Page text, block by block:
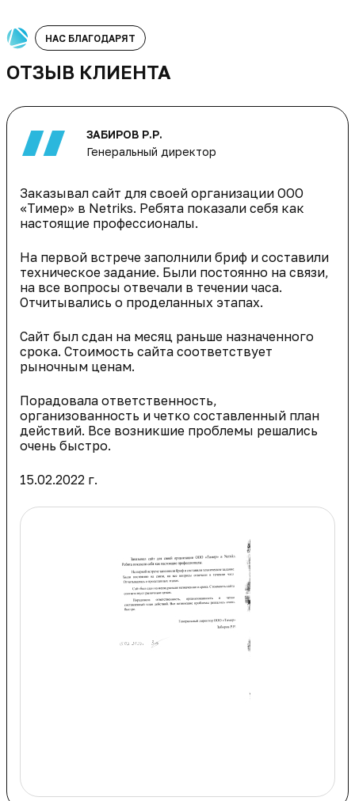
НАС БЛАГОДАРЯТ
ОТЗЫВ КЛИЕНТА
ЗАБИРОВ Р.Р.
Генеральный директор
Заказывал сайт для своей организации ООО
«Тимер» в Netriks. Ребята показали себя как
настоящие профессионалы.
На первой встрече заполнили бриф и составили
техническое задание. Были постоянно на связи,
на все вопросы отвечали в течении часа.
Отчитывались о проделанных этапах.
Сайт был сдан на месяц раньше назначенного
срока. Стоимость сайта соответствует
рыночным ценам.
Порадовала ответственность,
организованность и четко составленный план
действий. Все возникшие проблемы решались
очень быстро.
15.02.2022 г.